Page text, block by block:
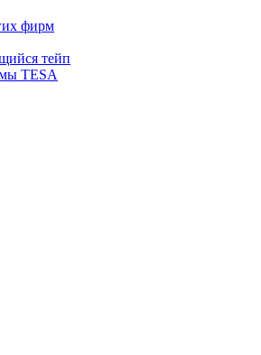
фирм
тейп
TESA